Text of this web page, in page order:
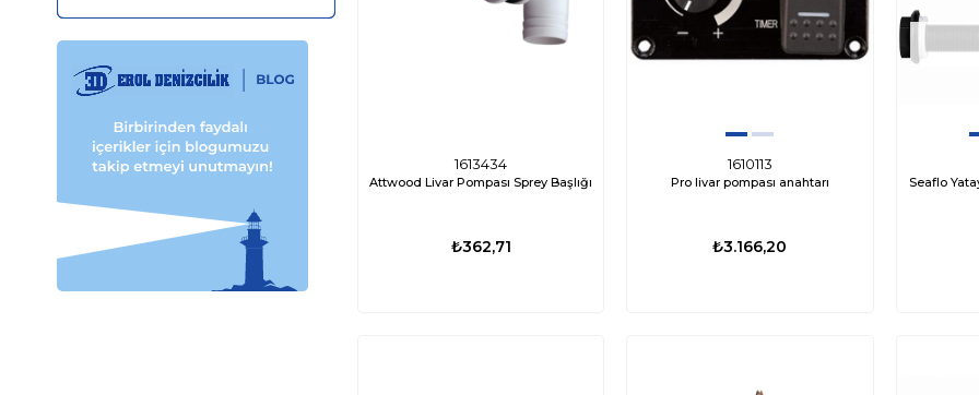
1613434
Attwood Livar Pompası Sprey Başlığı
₺362,71
1610113
Pro livar pompası anahtarı
₺3.166,20
Seaflo